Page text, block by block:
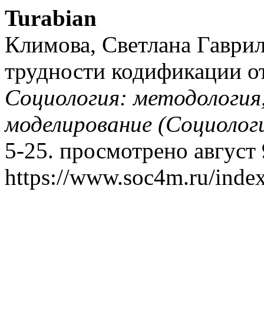
Turabian
Климова, Светлана
трудности кодификации
Социология:
моделирование
5-25. просмотрено
https://www.soc4m.ru/